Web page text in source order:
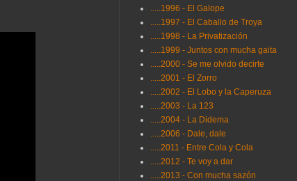
.....1996 - El Galope
.....1997 - El Caballo de Troya
.....1998 - La Privatización
.....1999 - Juntos con mucha gaita
.....2000 - Se me olvido decirte
.....2001 - El Zorro
.....2002 - El Lobo y la Caperuza
.....2003 - La 123
.....2004 - La Didema
.....2006 - Dale, dale
.....2011 - Entre Cola y Cola
.....2012 - Te voy a dar
.....2013 - Con mucha sazón